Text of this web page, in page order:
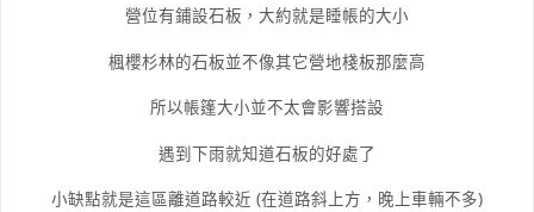
營位有鋪設石板，大約就是睡帳的大小
楓櫻杉林的石板並不像其它營地棧板那麼高
所以帳篷大小並不太會影響搭設
遇到下雨就知道石板的好處了
小缺點就是這區離道路較近 (在道路斜上方，晚上車輛不多)